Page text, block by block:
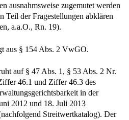
ausnahmsweise zugemutet werden
Teil der Fragestellungen abklären
a.a.O., Rn. 19).
aus § 154 Abs. 2 VwGO.
auf § 47 Abs. 1, § 53 Abs. 2 Nr.
46.1 und Ziffer 46.3 des
in der
2012 und 18. Juli 2013
Streitwertkatalog). Der